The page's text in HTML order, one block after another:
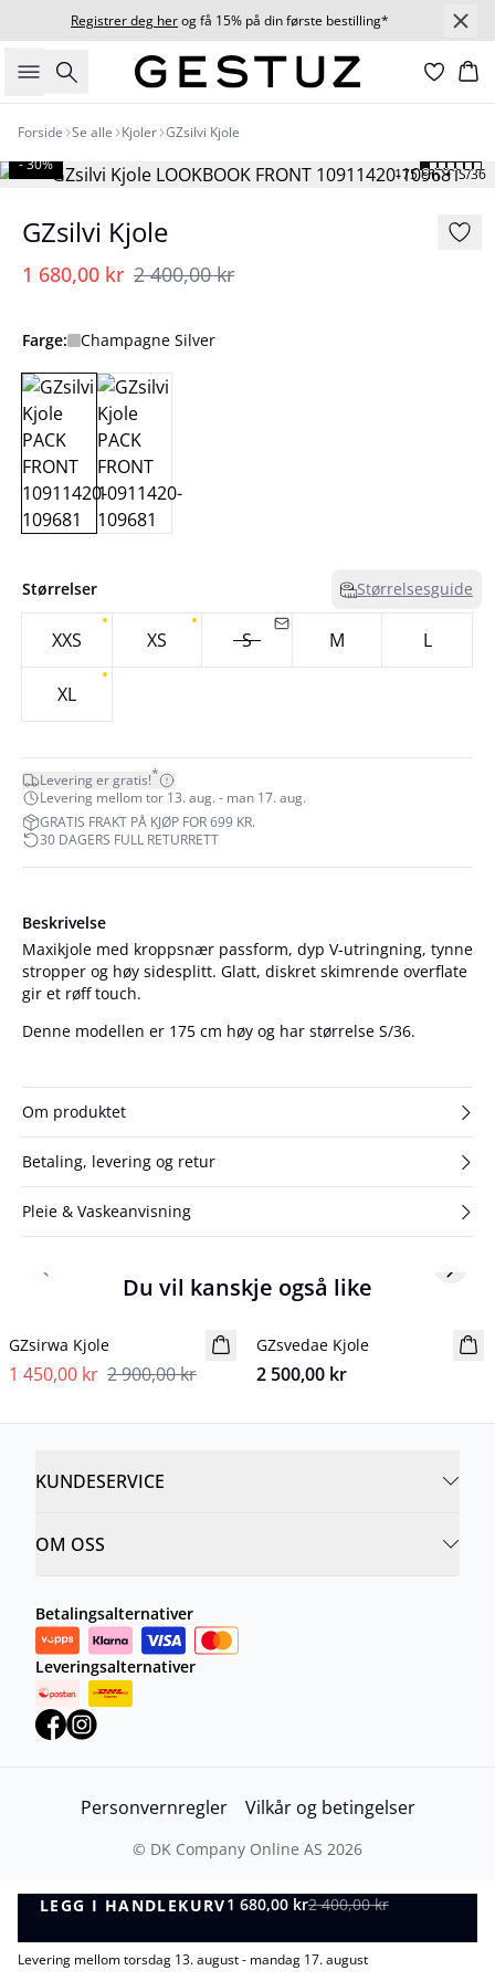
Registrer deg herog få 15% på din første bestilling*
Søk
Forside Se alle Kjoler GZsilvi Kjole
175 cm • S/36
- 30%
GZsilvi Kjole
1 680,00 kr 2 400,00 kr
Farge: Champagne Silver
Størrelser Størrelsesguide
XXS XS S M L
XL
Levering er gratis!*
Levering mellom tor 13. aug. - man 17. aug.
GRATIS FRAKT PÅ KJØP FOR 699 KR.
30 DAGERS FULL RETURRETT
LEGG I HANDLEKURV1 680,00 kr2 400,00 kr
LEGG I HANDLEKURV
Levering mellom torsdag 13. august - mandag 17. august
Beskrivelse
Maxikjole med kroppsnær passform, dyp V-utringning, tynne
stropper og høy sidesplitt. Glatt, diskret skimrende overflate
gir et røff touch.
Denne modellen er 175 cm høy og har størrelse S/36.
Om produktet
Betaling, levering og retur
Pleie & Vaskeanvisning
Du vil kanskje også like
GZsirwa Kjole
1 450,00 kr 2 900,00 kr
NYHET
GZsvedae Kjole
2 500,00 kr
Previous slide Next
KUNDESERVICE
OM OSS
Betalingsalternativer
Leveringsalternativer
Personvernregler Vilkår og betingelser
© DK Company Online AS 2026